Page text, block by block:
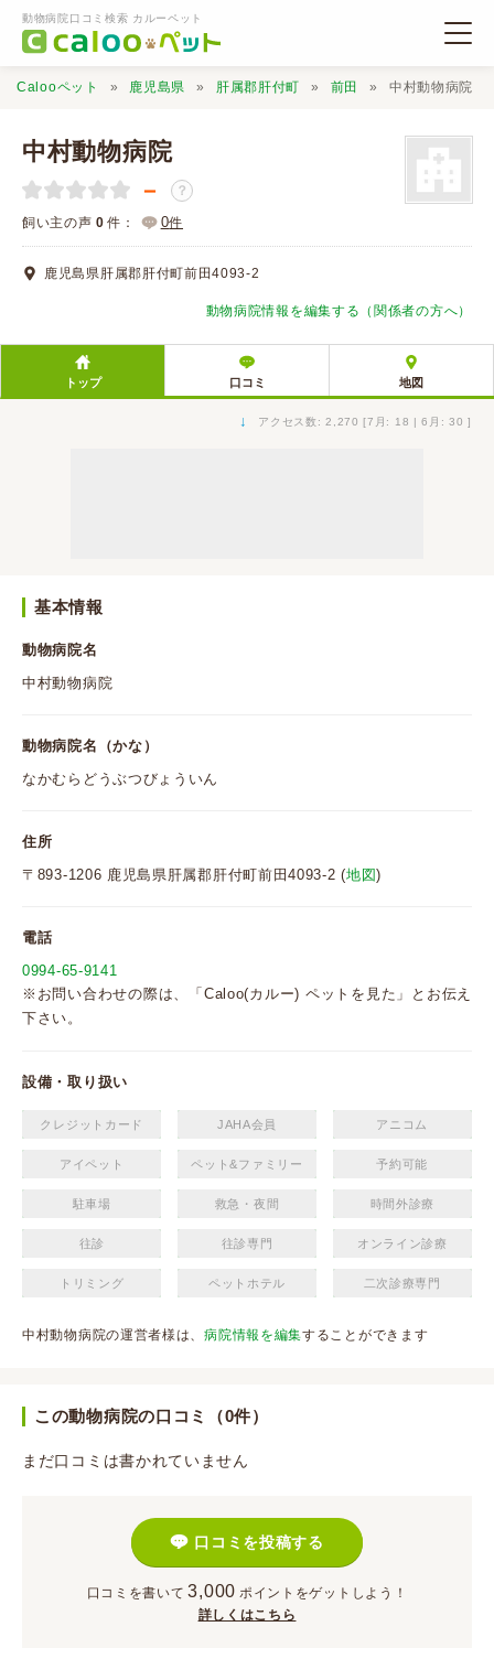
動物病院口コミ検索 カルーペット
動物病院検索
口コミ検索
Calooペットとは？
Calooペット 鹿児島県 肝属郡肝付町 前田 中村動物病院
中村動物病院
－ ？
飼い主の声 0 件： 0件
鹿児島県肝属郡肝付町前田4093-2
動物病院情報を編集する（関係者の方へ）
トップ 口コミ 地図
↓ アクセス数: 2,270 [7月: 18 | 6月: 30 ]
基本情報
動物病院名
中村動物病院
動物病院名（かな）
なかむらどうぶつびょういん
住所
〒893-1206 鹿児島県肝属郡肝付町前田4093-2 (地図)
電話
0994-65-9141
※お問い合わせの際は、「Caloo(カルー) ペットを見た」とお伝え
下さい。
設備・取り扱い
クレジットカード JAHA会員 アニコム
アイペット ペット&ファミリー 予約可能
駐車場 救急・夜間 時間外診療
往診 往診専門 オンライン診療
トリミング ペットホテル 二次診療専門
中村動物病院の運営者様は、病院情報を編集することができます
この動物病院の口コミ（0件）
まだ口コミは書かれていません
口コミを投稿する
口コミを書いて 3,000 ポイント をゲットしよう！
詳しくはこちら